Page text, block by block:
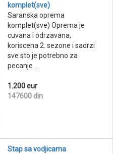
komplet(sve)
Saranska oprema
komplet(sve) Oprema je
cuvana i odrzavana,
koriscena 2. sezone i sadrzi
sve sto je potrebno za
pecanje ...
1 ,200 eur
147600 din
Stap sa vodjicama